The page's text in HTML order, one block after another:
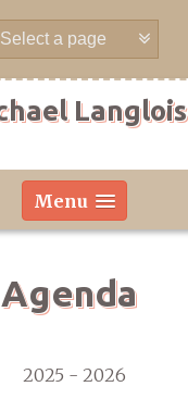
Langlois
Menu
Agenda
2025 - 2026